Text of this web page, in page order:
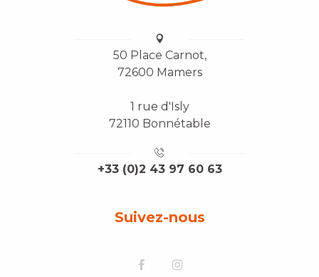
50 Place Carnot,
72600 Mamers
1 rue d'Isly
72110 Bonnétable
+33 (0)2 43 97 60 63
Suivez-nous